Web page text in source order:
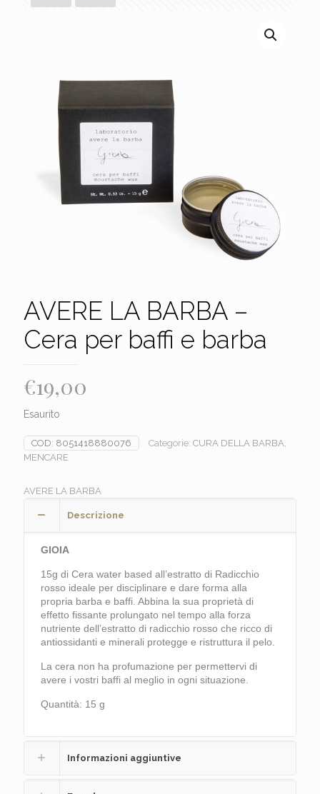
AVERE LA BARBA –
Cera per baffi e barba
€19,00
Esaurito
COD: 8051418880076 Categorie: CURA DELLA BARBA,
MENCARE
AVERE LA BARBA
Descrizione
GIOIA
15g di Cera water based all’estratto di Radicchio
rosso ideale per disciplinare e dare forma alla
propria barba e baffi. Abbina la sua proprietà di
effetto fissante prolungato nel tempo alla forza
nutriente dell’estratto di radicchio rosso che ricco di
antiossidanti e minerali protegge e ristruttura il pelo.
La cera non ha profumazione per permettervi di
avere i vostri baffi al meglio in ogni situazione.
Quantità: 15 g
Informazioni aggiuntive